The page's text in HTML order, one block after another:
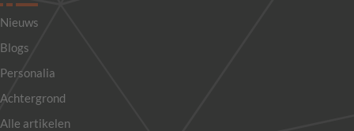
Nieuws
Blogs
Personalia
Achtergrond
Alle artikelen